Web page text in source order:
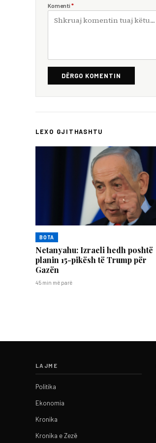
Komenti *
DËRGO KOMENTIN
LEXO GJITHASHTU
BOTA
Netanyahu: Izraeli hedh poshtë
planin 15-pikësh të Trump për
Gazën
45 min më parë
LAJME
Politika
Ekonomia
Kronika
Kronika e Zezë